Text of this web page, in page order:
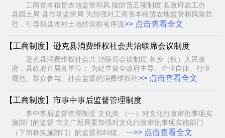
工商资本租赁农地监管和风 险防范五项制度 县政府农工办
县国土局 县市场监管局 为加强对工商资本租赁农地监管和风险防
范，引导我县农村土地经营权有序流>> 点击查看全文
【工商制度】逊克县消费维权社会共治联席会议制度
逊克县消费维权社会共 治联席会议制度 各乡（镇）人民政
府，县政府直属各单位： 为建立健全政府主导、企业自律、行业
规范、群众参与、社会监督的消费维权社>> 点击查看全文
【工商制度】市事中事后监督管理制度
事中事后监督管理制度 文化类 （一）对文化行政审批事项实
施部门的监督 市文广新局要加强对文化行政审批事项实施部门
（下简称实施部门）的监督和纠错。 一>> 点击查看全文